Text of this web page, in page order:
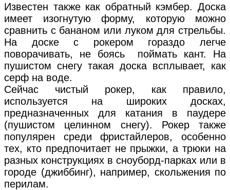
Известен также как обратный кэмбер. Доска
имеет изогнутую форму, которую можно
сравнить с бананом или луком для стрельбы.
На доске с рокером гораздо легче
поворачивать, не боясь поймать кант. На
пушистом снегу такая доска всплывает, как
серф на воде.
Сейчас чистый рокер, как правило,
используется на широких досках,
предназначенных для катания в паудере
(пушистом целинном снегу). Рокер также
популярен среди фристайлеров, особенно
тех, кто предпочитает не прыжки, а трюки на
разных конструкциях в сноуборд-парках или в
городе (джиббинг), например, скольжения по
перилам.